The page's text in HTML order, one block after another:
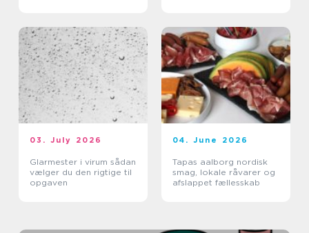
03. July 2026
Glarmester i virum sådan
vælger du den rigtige til
opgaven
04. June 2026
Tapas aalborg nordisk
smag, lokale råvarer og
afslappet fællesskab